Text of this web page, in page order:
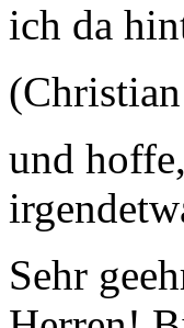
ich da
und
Sehr